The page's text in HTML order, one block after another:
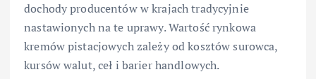
dochody producentów w krajach tradycyjnie
nastawionych na te uprawy. Wartość rynkowa
kremów pistacjowych zależy od kosztów surowca,
kursów walut, ceł i barier handlowych.